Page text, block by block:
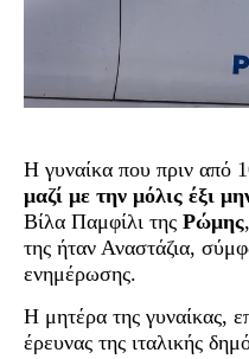
Η γυναίκα που πριν από
μαζί με την μόλις έξι
Βίλα Παμφίλι της Ρώμης
της ήταν Αναστάζια,
ενημέρωσης.
Η μητέρα της γυναίκας,
έρευνας της ιταλικής